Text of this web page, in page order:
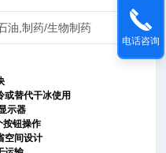
油,制药/生物制药
或替代干冰使用
示器
按钮操作
空间设计
电话咨询